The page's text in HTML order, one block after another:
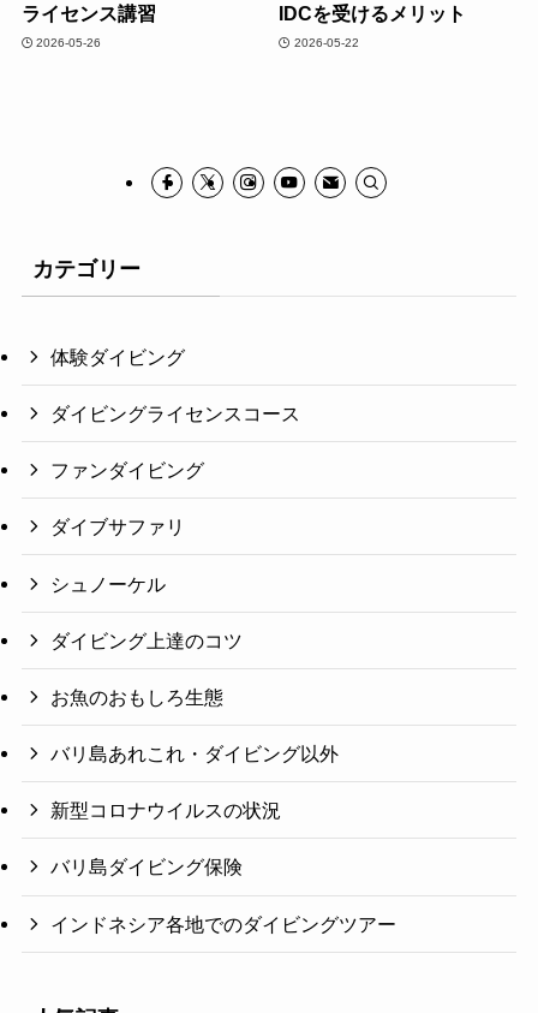
ライセンス講習
2026-05-26
IDCを受けるメリット
2026-05-22
カテゴリー
体験ダイビング
ダイビングライセンスコース
ファンダイビング
ダイブサファリ
シュノーケル
ダイビング上達のコツ
お魚のおもしろ生態
バリ島あれこれ・ダイビング以外
新型コロナウイルスの状況
バリ島ダイビング保険
インドネシア各地でのダイビングツアー